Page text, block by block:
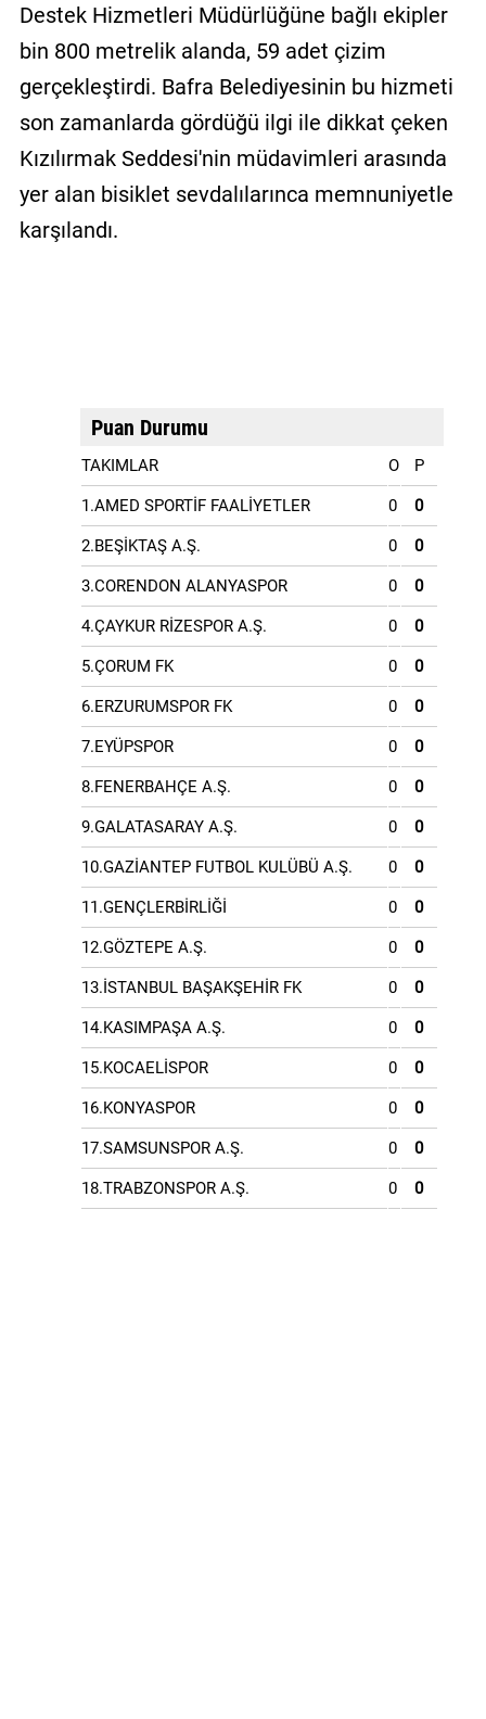
Destek Hizmetleri Müdürlüğüne bağlı ekipler
bin 800 metrelik alanda, 59 adet çizim
gerçekleştirdi. Bafra Belediyesinin bu hizmeti
son zamanlarda gördüğü ilgi ile dikkat çeken
Kızılırmak Seddesi'nin müdavimleri arasında
yer alan bisiklet sevdalılarınca memnuniyetle
karşılandı.
Puan Durumu
TAKIMLAR O P
1.AMED SPORTİF FAALİYETLER 0 0
2.BEŞİKTAŞ A.Ş. 0 0
3.CORENDON ALANYASPOR 0 0
4.ÇAYKUR RİZESPOR A.Ş. 0 0
5.ÇORUM FK 0 0
6.ERZURUMSPOR FK 0 0
7.EYÜPSPOR 0 0
8.FENERBAHÇE A.Ş. 0 0
9.GALATASARAY A.Ş. 0 0
10.GAZİANTEP FUTBOL KULÜBÜ A.Ş. 0 0
11.GENÇLERBİRLİĞİ 0 0
12.GÖZTEPE A.Ş. 0 0
13.İSTANBUL BAŞAKŞEHİR FK 0 0
14.KASIMPAŞA A.Ş. 0 0
15.KOCAELİSPOR 0 0
16.KONYASPOR 0 0
17.SAMSUNSPOR A.Ş. 0 0
18.TRABZONSPOR A.Ş. 0 0